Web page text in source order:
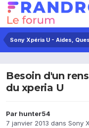
Sony Xpéria U - Aides,
Besoin d'un
du xperia U
Par hunter54
7 janvier 2013 dans Sony